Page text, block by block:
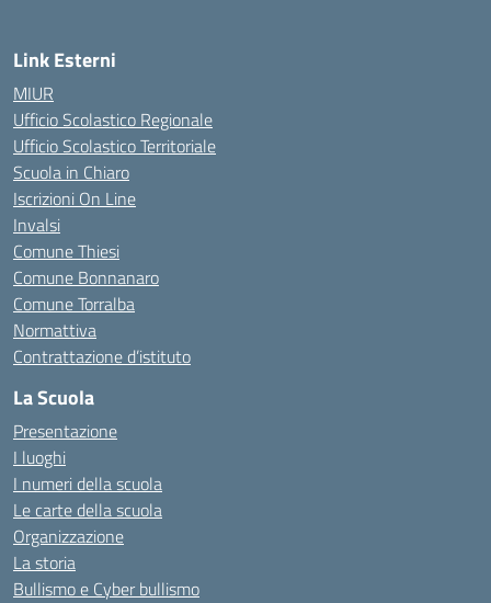
Link Esterni
MIUR
Ufficio Scolastico Regionale
Ufficio Scolastico Territoriale
Scuola in Chiaro
Iscrizioni On Line
Invalsi
Comune Thiesi
Comune Bonnanaro
Comune Torralba
Normattiva
Contrattazione d’istituto
La Scuola
Presentazione
I luoghi
I numeri della scuola
Le carte della scuola
Organizzazione
La storia
Bullismo e Cyber bullismo